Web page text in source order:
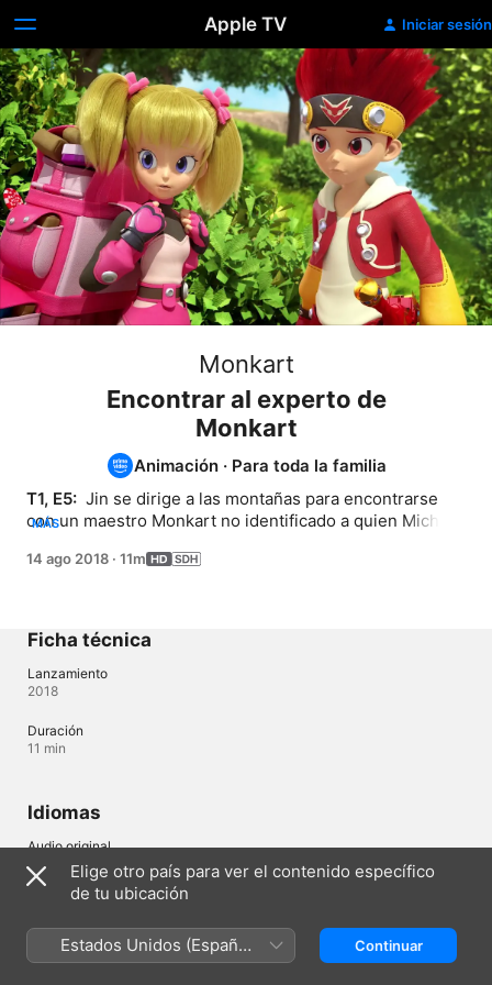
Apple TV Iniciar sesión
Monkart
Encontrar al experto de
Monkart
Animación · Para toda la familia
T1, E5: Jin se dirige a las montañas para encontrarse
con un maestro Monkart no identificado a quien Michael
de Jin y se escapa.
MÁS
14 ago 2018 · 11m
Ficha técnica
Lanzamiento
2018
Duración
11 min
Idiomas
Audio original
Coreano
Subtítulos
Elige otro país para ver el contenido específico
de tu ubicación
Estados Unidos (Español
México)
Continuar